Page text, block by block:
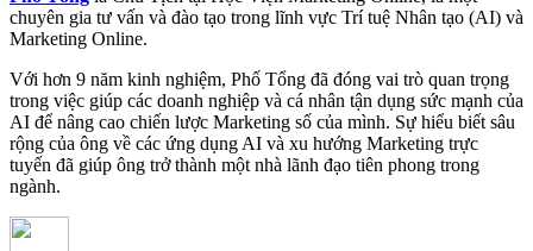
chuyên gia tư vấn và đào tạo trong lĩnh vực Trí tuệ Nhân tạo (AI) và
Marketing Online.
Với hơn 9 năm kinh nghiệm, Phố Tổng đã đóng vai trò quan trọng
trong việc giúp các doanh nghiệp và cá nhân tận dụng sức mạnh của
AI để nâng cao chiến lược Marketing số của mình. Sự hiểu biết sâu
rộng của ông về các ứng dụng AI và xu hướng Marketing trực
tuyến đã giúp ông trở thành một nhà lãnh đạo tiên phong trong
ngành.